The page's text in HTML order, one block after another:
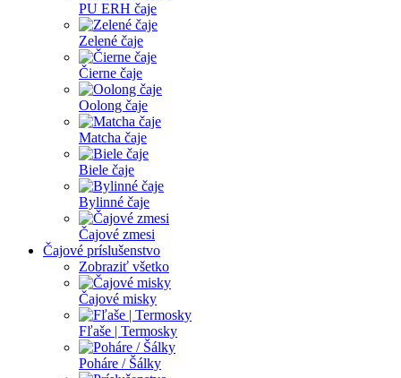
PU ERH čaje
Zelené čaje
Čierne čaje
Oolong čaje
Matcha čaje
Biele čaje
Bylinné čaje
Čajové zmesi
Čajové príslušenstvo
Zobraziť všetko
Čajové misky
Fľaše | Termosky
Poháre / Šálky